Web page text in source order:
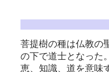
菩提樹の種は仏教の
の下で道士となった
恵、知識、道を意味